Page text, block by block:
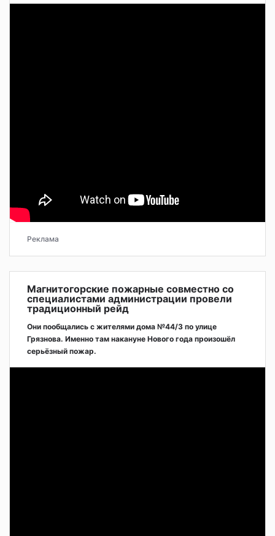
Реклама
Магнитогорские пожарные совместно со
специалистами администрации провели
традиционный рейд
Они пообщались с жителями дома №44/3 по улице
Грязнова. Именно там накануне Нового года произошёл
серьёзный пожар.